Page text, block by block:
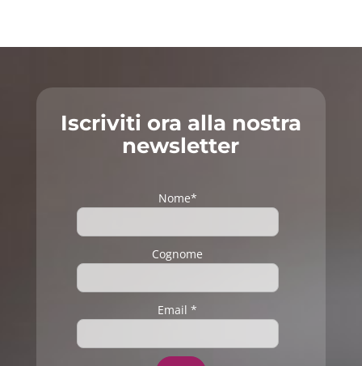
Iscriviti ora alla nostra
newsletter
Nome*
Cognome
Email *